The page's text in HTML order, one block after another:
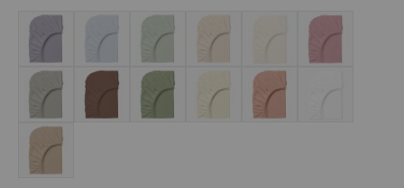
Poate varia ușor culoarea sau tonalitatea.